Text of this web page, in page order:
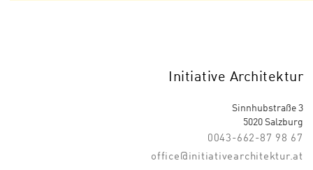
Initiative Architektur
Sinnhubstraße 3
5020 Salzburg
0043-662-87 98 67
office@initiativearchitektur.at